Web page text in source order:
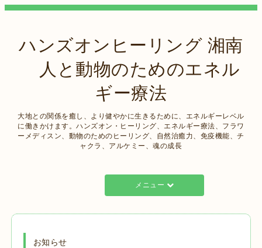
ハンズオンヒーリング 湘南
人と動物のためのエネル
ギー療法
大地との関係を癒し、より健やかに生きるために、エネルギーレベル
に働きかけます。ハンズオン・ヒーリング、エネルギー療法、フラワ
ーメディスン、動物のためのヒーリング、自然治癒力、免疫機能、チ
ャクラ、アルケミー、魂の成長
メニュー
お知らせ